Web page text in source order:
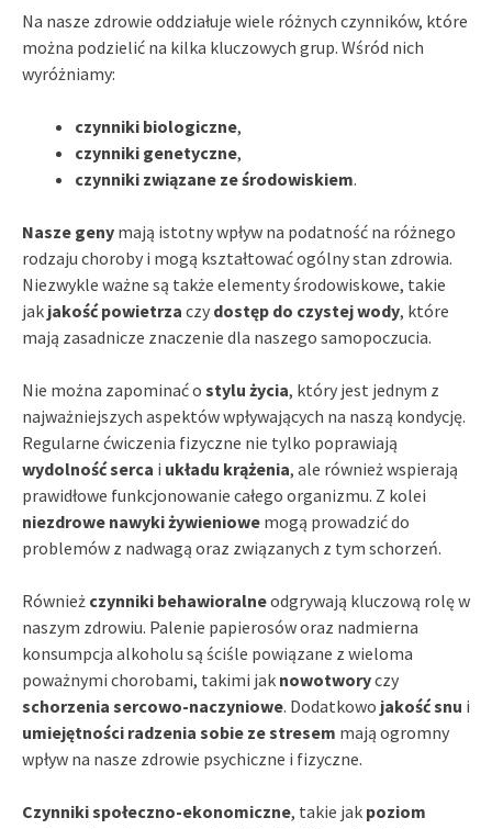
Na nasze zdrowie oddziałuje wiele różnych czynników, które
można podzielić na kilka kluczowych grup. Wśród nich
wyróżniamy:
czynniki biologiczne,
czynniki genetyczne,
czynniki związane ze środowiskiem.
Nasze geny mają istotny wpływ na podatność na różnego
rodzaju choroby i mogą kształtować ogólny stan zdrowia.
Niezwykle ważne są także elementy środowiskowe, takie
jak jakość powietrza czy dostęp do czystej wody, które
mają zasadnicze znaczenie dla naszego samopoczucia.
Nie można zapominać o stylu życia, który jest jednym z
najważniejszych aspektów wpływających na naszą kondycję.
Regularne ćwiczenia fizyczne nie tylko poprawiają
wydolność serca i układu krążenia, ale również wspierają
prawidłowe funkcjonowanie całego organizmu. Z kolei
niezdrowe nawyki żywieniowe mogą prowadzić do
problemów z nadwagą oraz związanych z tym schorzeń.
Również czynniki behawioralneodgrywają kluczową rolę w
naszym zdrowiu. Palenie papierosów oraz nadmierna
konsumpcja alkoholu są ściśle powiązane z wieloma
poważnymi chorobami, takimi jak nowotworyczy
schorzenia sercowo-naczyniowe. Dodatkowo jakość snu i
umiejętności radzenia sobie ze stresem mają ogromny
wpływ na nasze zdrowie psychiczne i fizyczne.
Czynniki społeczno-ekonomiczne, takie jak poziom